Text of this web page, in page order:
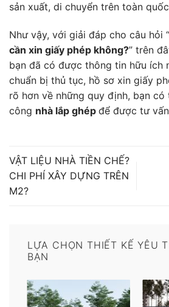
sản xuất, di chuyển trên toàn
Như vậy, với giải đáp cho câu hỏi “
cần xin giấy phép không?” trên
bạn đã có được thông tin hữu ích
chuẩn bị thủ tục, hồ sơ xin giấy
rõ hơn về những quy định, bạn
công nhà lắp ghép để được tư
VẬT LIỆU NHÀ TIỀN CHẾ?
CHI PHÍ XÂY DỰNG TRÊN
M2?
LỰA CHỌN THIẾT KẾ YÊU
BẠN